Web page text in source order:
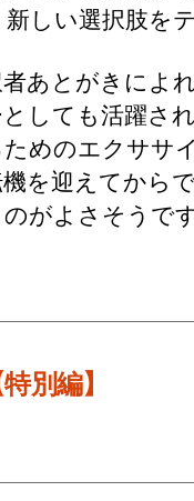
新しい選択肢を
あとがきによ
としても活躍さ
ためのエクササ
を迎えてから
のがよさそうです
別編】